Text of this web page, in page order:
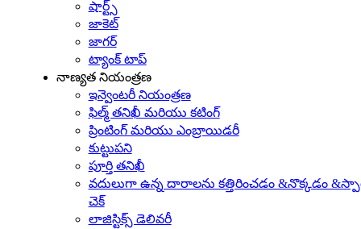
షార్ట్స్
జాకెట్
జాగర్
ట్యాంక్ టాప్
నాణ్యత నియంత్రణ
ఇన్వెంటరీ నియంత్రణ
ఫిల్మ్ తనిఖీ మరియు కటింగ్
ప్రింటింగ్ మరియు ఎంబ్రాయిడరీ
కుట్టుపని
పూర్తి తనిఖీ
వదులుగా ఉన్న దారాలను కత్తిరించడం &నొక్కడం
చెక్
లాజిస్టిక్స్ డెలివరీ